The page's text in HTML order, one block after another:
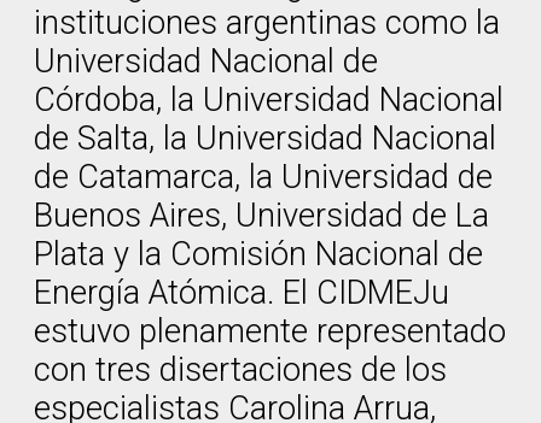
instituciones argentinas como la
Universidad Nacional de
Córdoba, la Universidad Nacional
de Salta, la Universidad Nacional
de Catamarca, la Universidad de
Buenos Aires, Universidad de La
Plata y la Comisión Nacional de
Energía Atómica. El CIDMEJu
estuvo plenamente representado
con tres disertaciones de los
especialistas Carolina Arrua,